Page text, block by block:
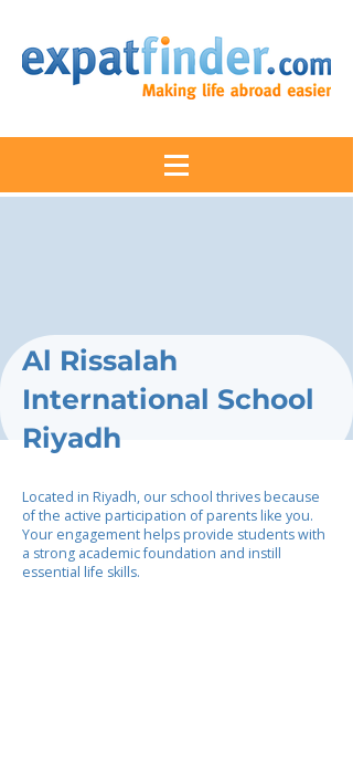
Al Rissalah
International School
Riyadh
Located in Riyadh, our school thrives because
of the active participation of parents like you.
Your engagement helps provide students with
a strong academic foundation and instill
essential life skills.